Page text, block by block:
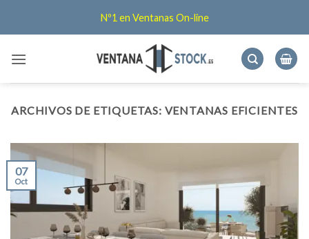
Nº1 en Ventanas On-line
ARCHIVOS DE ETIQUETAS: VENTANAS EFICIENTES
07
Oct